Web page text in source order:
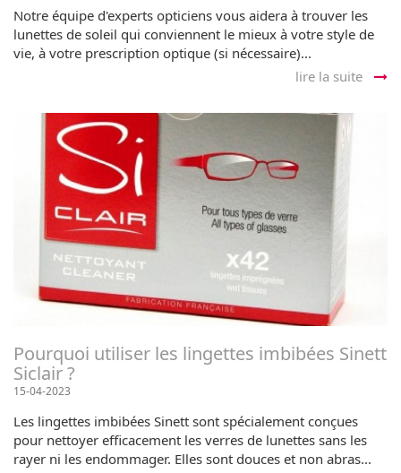
Notre équipe d'experts opticiens vous aidera à trouver les
lunettes de soleil qui conviennent le mieux à votre style de
vie, à votre prescription optique (si nécessaire)...
lire la suite
Pourquoi utiliser les lingettes imbibées Sinett
Siclair ?
15-04-2023
Les lingettes imbibées Sinett sont spécialement conçues
pour nettoyer efficacement les verres de lunettes sans les
rayer ni les endommager. Elles sont douces et non abras...